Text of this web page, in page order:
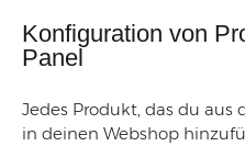
Konfiguration von
Panel
Jedes Produkt, das du aus
in deinen Webshop